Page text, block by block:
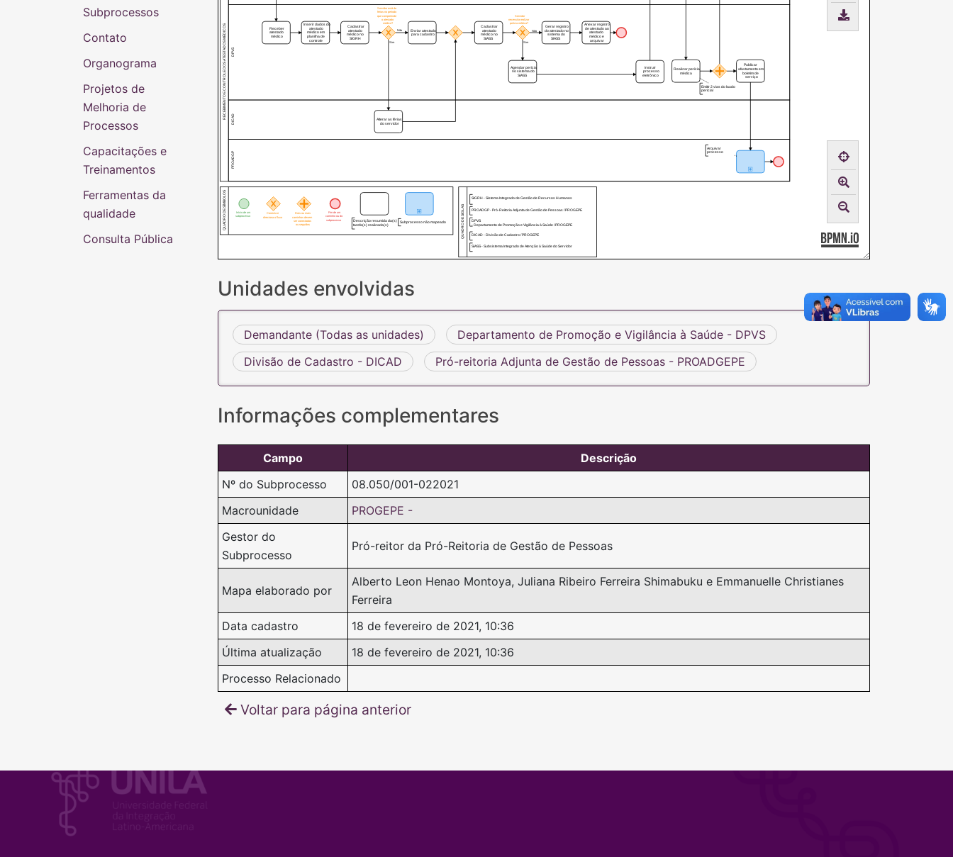
RECEBIMENTO E CONTROLE DOS ATESTADOS MÉDICOS
PROADGP
DICAD
DPVS
Receber
atestado
médico
Inserir dados do
atestado
médico em
planilha de
controle
Cadastrar
atestado
médico no
SIGRH
Servidor está de
férias no período
que compreende
o atestado
médico?
Enviar atestado
para cadastro
Alterar as férias
do servidor
Cadastrar
atestado
médico no
SIASS
Gerar registro
do atestado no
sistema do
SIASS
Servidor
necessita realizar
perícia médica?
Agendar perícia
no sistema do
SIASS
Instruir
processo
eletrônico
Realizar perícia
médica
Anexar registro
de atestado ao
atestado
médico e
arquivar
Publicar
afastamento em
boletim de
serviço
Emitir 2 vias do laudo
pericial
Arquivar
processo
Não
Sim
Sim
Não
QUADRO DE SÍMBOLOS
Início de um
subprocesso
Conecta e
direciona o fluxo
Dois ou mais
caminhos devem
ser conectados
ou seguidos
Fim de um
caminho ou do
subprocesso Descrição resumida da(s)
tarefa(s) realizada(s)
Subprocesso não mapeado QUADRO DE SIGLAS DPVS
- Departamento de Promoção e Vigilância à Saúde / PROGEPE
SIGRH - Sistema Integrado de Gestão de Recursos Humanos
DICAD - Divisão de Cadastro / PROGEPE
PROADGP - Pró-Reitoria Adjunta de Gestão de Pessoas / PROGEPE
SIASS - Subsistema Integrado de Atenção à Saúde do Servidor
Unidades envolvidas
Demandante (Todas as unidades)
Departamento de Promoção e Vigilância à Saúde - DPVS
Divisão de Cadastro - DICAD
Pró-reitoria Adjunta de Gestão de Pessoas - PROADGEPE
Informações complementares
Campo
Descrição
Nº do Subprocesso
08.050/001-022021
Macrounidade
PROGEPE -
Gestor do
Subprocesso
Pró-reitor da Pró-Reitoria de Gestão de Pessoas
Mapa elaborado por
Alberto Leon Henao Montoya, Juliana Ribeiro Ferreira Shimabuku e Emmanuelle Christianes
Ferreira
Data cadastro
18 de fevereiro de 2021, 10:36
Última atualização
18 de fevereiro de 2021, 10:36
Processo Relacionado
Voltar para página anterior
Subprocessos
Contato
Organograma
Projetos de
Melhoria de
Processos
Capacitações e
Treinamentos
Ferramentas da
qualidade
Consulta Pública